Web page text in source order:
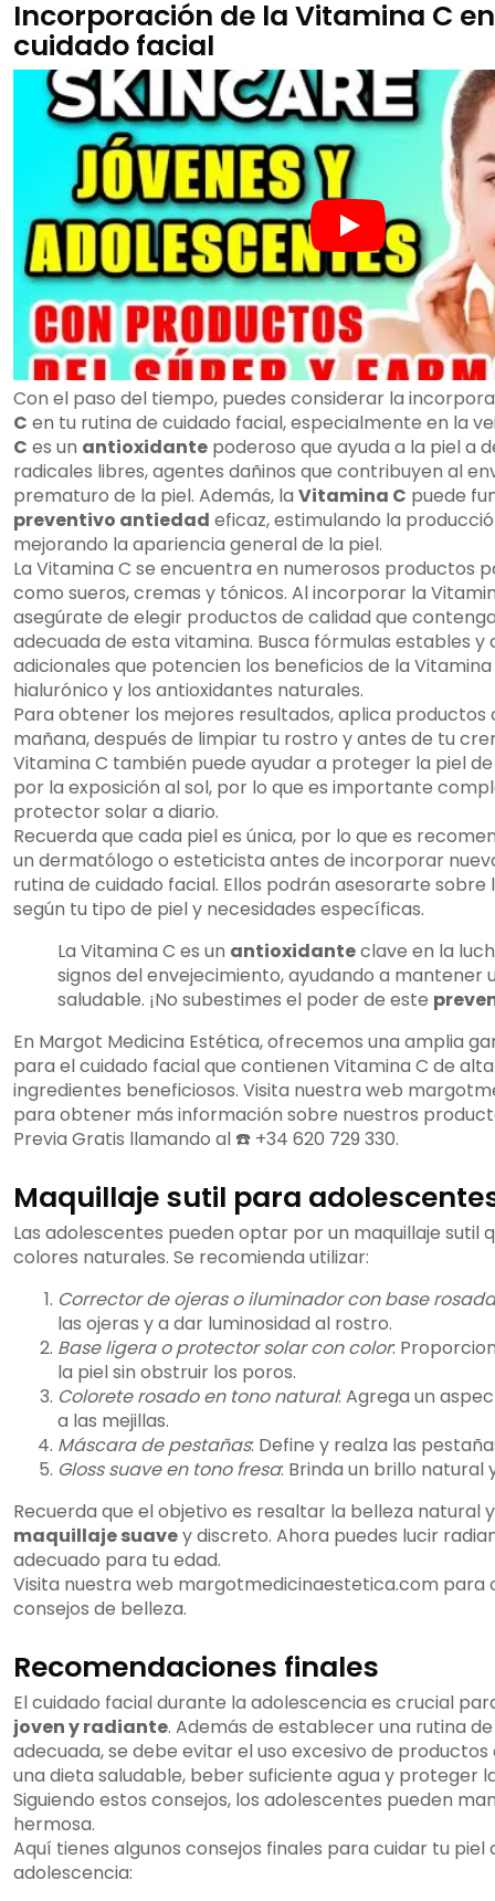
Incorporación de la Vitamina C
cuidado facial
Con el paso del tiempo, puedes considerar la
C en tu rutina de cuidado facial, especialmente en la
C es un antioxidante poderoso que ayuda a la piel a
radicales libres, agentes dañinos que contribuyen al
prematuro de la piel. Además, la Vitamina C puede
preventivo antiedad eficaz, estimulando la
mejorando la apariencia general de la piel.
La Vitamina C se encuentra en numerosos productos
como sueros, cremas y tónicos. Al incorporar la
asegúrate de elegir productos de calidad que
adecuada de esta vitamina. Busca fórmulas estables y
adicionales que potencien los beneficios de la
hialurónico y los antioxidantes naturales.
Para obtener los mejores resultados, aplica productos
mañana, después de limpiar tu rostro y antes de tu
Vitamina C también puede ayudar a proteger la piel
por la exposición al sol, por lo que es importante
protector solar a diario.
Recuerda que cada piel es única, por lo que es
un dermatólogo o esteticista antes de incorporar
rutina de cuidado facial. Ellos podrán asesorarte sobre
según tu tipo de piel y necesidades específicas.
La Vitamina C es un antioxidanteclave en la
signos del envejecimiento, ayudando a mantener
saludable. ¡No subestimes el poder de este
En Margot Medicina Estética, ofrecemos una amplia
para el cuidado facial que contienen Vitamina C de
ingredientes beneficiosos. Visita nuestra web
para obtener más información sobre nuestros
Previa Gratis llamando al ☎️ +34 620 729 330.
Maquillaje sutil para
Las adolescentes pueden optar por un maquillaje sutil
colores naturales. Se recomienda utilizar:
Corrector de ojeras o iluminador con base rosada
las ojeras y a dar luminosidad al rostro.
Base ligera o protector solar con color:
la piel sin obstruir los poros.
Colorete rosado en tono natural: Agrega un
a las mejillas.
Máscara de pestañas: Define y realza las
Gloss suave en tono fresa: Brinda un brillo natural
Recuerda que el objetivo es resaltar la belleza natural
maquillaje suavey discreto. Ahora puedes lucir
adecuado para tu edad.
Visita nuestra web margotmedicinaestetica.com para
consejos de belleza.
Recomendaciones finales
El cuidado facial durante la adolescencia es crucial
joven y radiante. Además de establecer una rutina
adecuada, se debe evitar el uso excesivo de
una dieta saludable, beber suficiente agua y proteger
Siguiendo estos consejos, los adolescentes pueden
hermosa.
Aquí tienes algunos consejos finales para cuidar tu piel
adolescencia: